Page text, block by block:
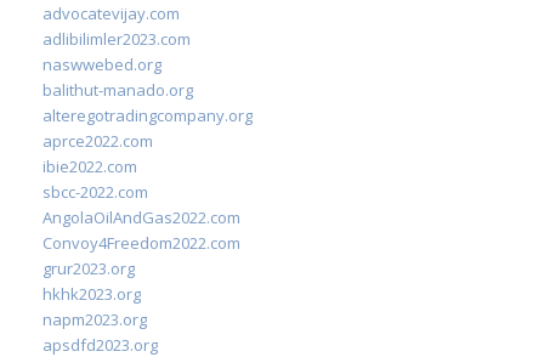
advocatevijay.com
adlibilimler2023.com
naswwebed.org
balithut-manado.org
alteregotradingcompany.org
aprce2022.com
ibie2022.com
sbcc-2022.com
AngolaOilAndGas2022.com
Convoy4Freedom2022.com
grur2023.org
hkhk2023.org
napm2023.org
apsdfd2023.org